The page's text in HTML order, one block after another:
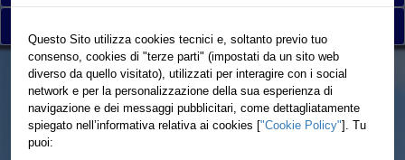
Questo Sito utilizza cookies tecnici e, soltanto previo tuo
consenso, cookies di "terze parti" (impostati da un sito web
diverso da quello visitato), utilizzati per interagire con i social
network e per la personalizzazione della sua esperienza di
navigazione e dei messaggi pubblicitari, come dettagliatamente
spiegato nell’informativa relativa ai cookies ["Cookie Policy"]. Tu
puoi: